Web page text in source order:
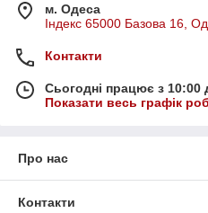
м. Одеса
Індекс 65000 Базова 16,
Контакти
Сьогодні працює з 10:00
Показати весь графік
Про нас
Контакти